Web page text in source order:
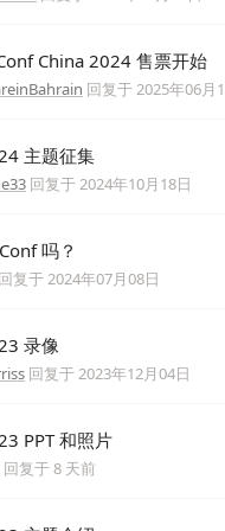
China 2024 售票开始
回复于2025年06月
主题征集
回复于2024年10月18日
吗？
回复于2024年07月08日
录像
回复于2023年12月04日
PPT 和照片
回复于8 天前